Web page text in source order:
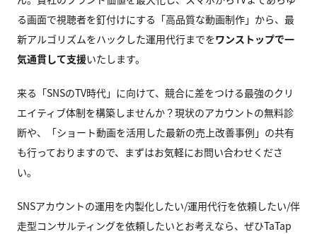
る画面で視聴者を釘付けにする「高品質な動画制作」から、最
新アルゴリズムをハックした運用代行までをワンストップで一
気通貫して支援いたします。
来る「SNSのTV時代」に向けて、競合に差をつける最強のクリ
エイティブ体制を構築しませんか？現状のアカウントの無料診
断や、「ショート動画を活用した最新の売上改善事例」の共有
も行っておりますので、まずはお気軽にお問い合わせくださ
い。
SNSアカウントの運用を内製化したい/運用代行を依頼したい/伴
走型コンサルティングを依頼したいとお考えなら、ぜひTaTap